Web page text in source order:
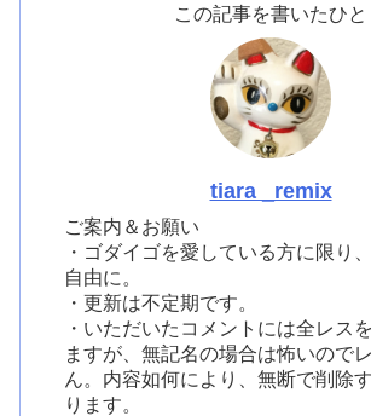
この記事を書いたひと
tiara _remix
ご案内＆お願い
・ゴダイゴを愛している方に限り
自由に。
・更新は不定期です。
・いただいたコメントには全レス
ますが、無記名の場合は怖いので
ん。内容如何により、無断で削除
ります。